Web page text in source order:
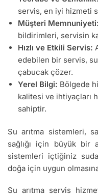
servis, en iyi hizmeti
Müşteri Memnuniyeti:
bildirimleri, servisin
Hızlı ve Etkili Servis:
edebilen bir servis,
çabucak çözer.
Yerel Bilgi: Bölgede
kalitesi ve ihtiyaçları
sahiptir.
Su arıtma sistemleri,
sağlığı için büyük bir
sistemleri içtiğiniz
doğa için uygun
Su arıtma servis